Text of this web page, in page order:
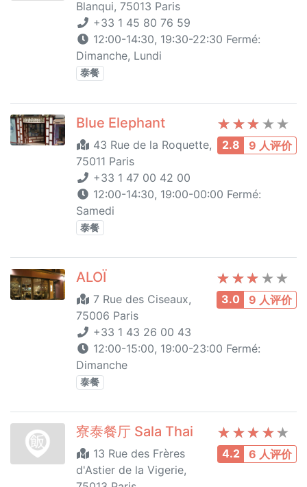
Blanqui, 75013 Paris
+33 1 45 80 76 59
12:00-14:30, 19:30-22:30 Fermé:
Dimanche, Lundi
泰餐
2.8 9 人评价
Blue Elephant
43 Rue de la Roquette,
75011 Paris
+33 1 47 00 42 00
12:00-14:30, 19:00-00:00 Fermé:
Samedi
泰餐
3.0 9 人评价
ALOÏ
7 Rue des Ciseaux,
75006 Paris
+33 1 43 26 00 43
12:00-15:00, 19:00-23:00 Fermé:
Dimanche
泰餐
4.2 6 人评价
寮泰餐厅 Sala Thai
13 Rue des Frères
d'Astier de la Vigerie,